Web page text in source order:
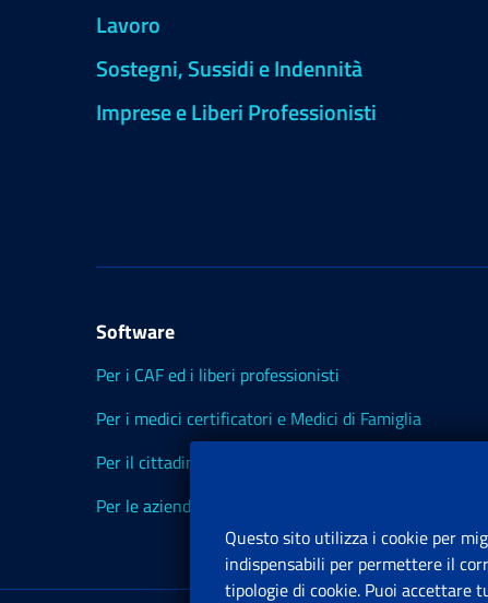
Lavoro
Sostegni, Sussidi e Indennità
Imprese e Liberi Professionisti
Software
Per i CAF ed i liberi professionisti
Per i medici certificatori e Medici di Famiglia
Per il cittadino
Per le aziende ed i Consulenti
Questo sito utilizza i cookie per
indispensabili per permettere il
tipologie di cookie. Puoi accettare